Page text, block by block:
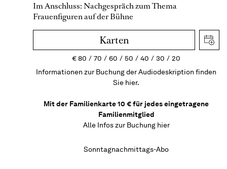
Im Anschluss:Nachgespräch zum Thema
Frauenfiguren auf der Bühne
Karten
€80 70 60 50 40 30
20
Informationen zur Buchung der Audiodeskription finden
Sie hier.
Mit der Familienkarte 10 € für jedes eingetragene
Familienmitglied
Alle Infos zur Buchung hier
Sonntagnachmittags-Abo